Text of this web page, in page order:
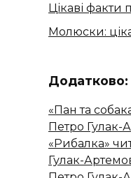
Цікаві факти
Молюски:
Додатково:
«Пан та
Петро Гулак-
«Рибалка»
Гулак-